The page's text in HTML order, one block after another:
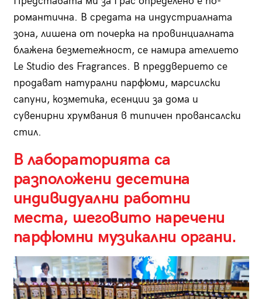
романтична. В средата на индустриалната
зона, лишена от почерка на провинциалната
блажена безметежност, се намира ателието
Le Studio des Fragrances. В преддверието се
продават натурални парфюми, марсилски
сапуни, козметика, есенции за дома и
сувенирни хрумвания в типичен провансалски
стил.
В лабораторията са
разположени десетина
индивидуални работни
места, шеговито наречени
парфюмни музикални органи.